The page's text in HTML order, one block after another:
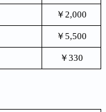
￥2,000
￥5,500
￥330